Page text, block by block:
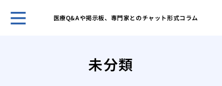
医療Q&Aや掲示板、専門家とのチャット形式コラム
未分類